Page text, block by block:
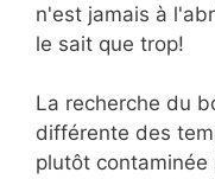
n'est jamais à
le sait que trop!
La recherche du
différente des
plutôt